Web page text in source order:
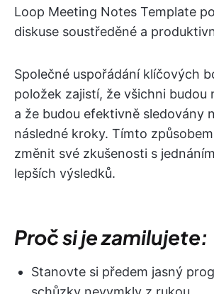
Loop Meeting Notes Template
diskuse soustředěné a
Společné uspořádání klíčových
položek zajistí, že všichni budou
a že budou efektivně sledovány
následné kroky. Tímto
změnit své zkušenosti s
lepších výsledků.
Proč si je zamilujete:
Stanovte si předem jasný